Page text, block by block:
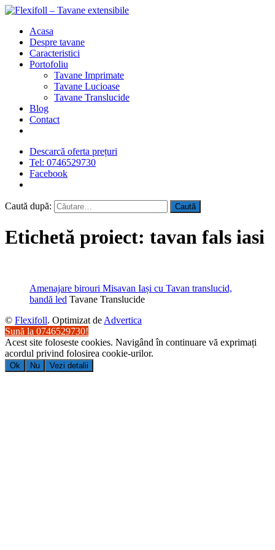
Acasa
Despre tavane
Caracteristici
Portofoliu
Tavane Imprimate
Tavane Lucioase
Tavane Translucide
Blog
Contact
Descarcă oferta prețuri
Tel: 0746529730
Facebook
Caută după:
Etichetă proiect: tavan fals iasi
Amenajare birouri Misavan Iași cu Tavan translucid,
bandă led Tavane Translucide
© Flexifoll. Optimizat de Advertica
Sună la 0746529730!
Acest site foloseste cookies. Navigând în continuare vă exprimați
acordul privind folosirea cookie-urilor.
Ok Nu Vezi detalii